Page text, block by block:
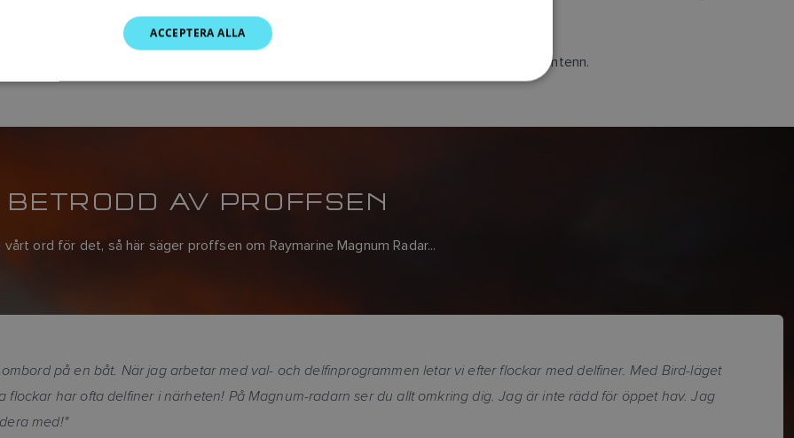
radarbild inom alla områden.
eller ta steget upp till ännu bättre upplösning och räckvidd med alternativet 6-fotsantenn.
BETRODD AV PROFFSEN
vårt ord för det, så här säger proffsen om Raymarine Magnum Radar...
på en båt. När jag arbetar med val- och delfinprogrammen letar vi efter flockar med delfiner. Med Bird-läget
har ofta delfiner i närheten! På Magnum-radarn ser du allt omkring dig. Jag är inte rädd för öppet hav. Jag
med!"
ACCEPTERA ALLA